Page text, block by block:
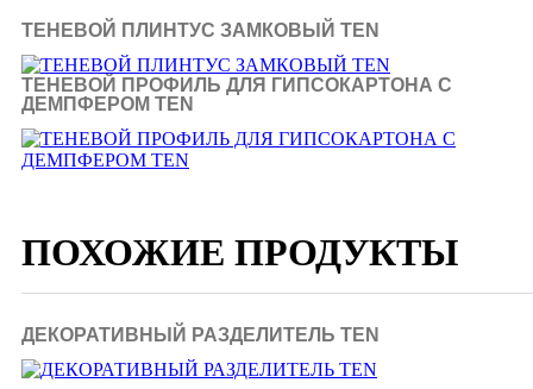
ТЕНЕВОЙ ПЛИНТУС ЗАМКОВЫЙ TEN
ТЕНЕВОЙ ПРОФИЛЬ ДЛЯ ГИПСОКАРТОНА С
ДЕМПФЕРОМ TEN
ПОХОЖИЕ ПРОДУКТЫ
ДЕКОРАТИВНЫЙ РАЗДЕЛИТЕЛЬ TEN